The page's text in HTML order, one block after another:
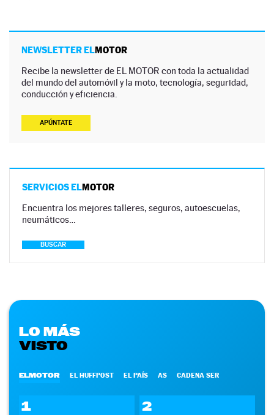
NEWSLETTER ELMOTOR
Recibe la newsletter de EL MOTOR con toda la actualidad
del mundo del automóvil y la moto, tecnología, seguridad,
conducción y eficiencia.
APÚNTATE
SERVICIOS ELMOTOR
Encuentra los mejores talleres, seguros, autoescuelas,
neumáticos…
BUSCAR
LO MÁS
VISTO
ELMOTOR EL HUFFPOST EL PAÍS AS CADENA SER
1 2